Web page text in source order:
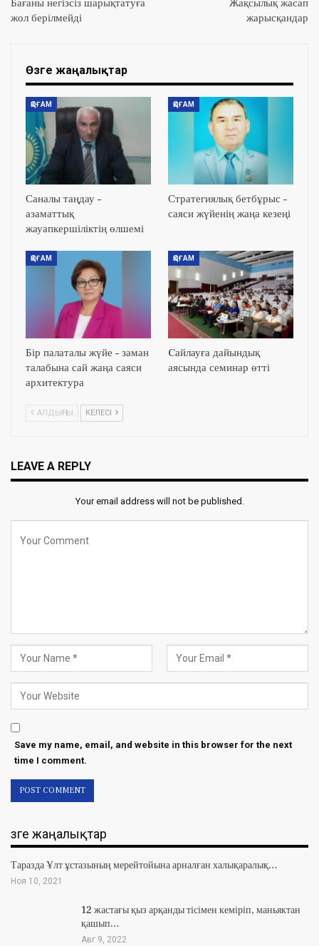
Бағаны негізсіз шарықтатуға
жол берілмейді
Жақсылық жасап
жарысқандар
Өзге жаңалықтар
ҚОҒАМ
Саналы таңдау –
азаматтық
жауапкершіліктің өлшемі
ҚОҒАМ
Стратегиялық бетбұрыс –
саяси жүйенің жаңа кезеңі
ҚОҒАМ
Бір палаталы жүйе – заман
талабына сай жаңа саяси
архитектура
ҚОҒАМ
Cайлауға дайындық
аясында семинар өтті
АЛДЫҢҒЫ КЕЛЕСІ
LEAVE A REPLY
Your email address will not be published.
Save my name, email, and website in this browser for the next
time I comment.
Өзге жаңалықтар
Таразда Ұлт ұстазының мерейтойына арналған халықаралық…
Ноя 10, 2021
12 жастағы қыз арқанды тісімен кеміріп, маньяктан
қашып…
Авг 9, 2022